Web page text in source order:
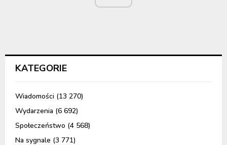
KATEGORIE
Wiadomości (13 270)
Wydarzenia (6 692)
Społeczeństwo (4 568)
Na sygnale (3 771)